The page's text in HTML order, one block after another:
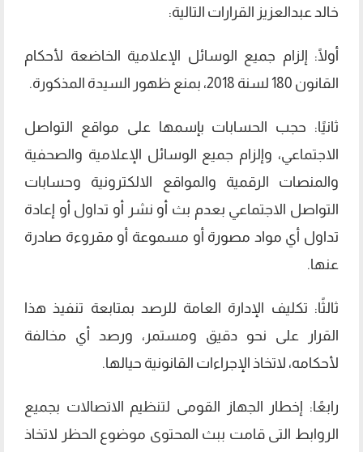
خالد عبدالعزيز القرارات التالية:
أولًا: إلزام جميع الوسائل الإعلامية الخاضعة لأحكام
القانون 180 لسنة 2018، بمنع ظهور السيدة المذكورة.
ثانيًا: حجب الحسابات بإسمها على مواقع التواصل
الاجتماعي، وإلزام جميع الوسائل الإعلامية والصحفية
والمنصات الرقمية والمواقع الالكترونية وحسابات
التواصل الاجتماعي بعدم بث أو نشر أو تداول أو إعادة
تداول أي مواد مصورة أو مسموعة أو مقروءة صادرة
عنها.
ثالثًا: تكليف الإدارة العامة للرصد بمتابعة تنفيذ هذا
القرار على نحو دقيق ومستمر، ورصد أي مخالفة
لأحكامه، لاتخاذ الإجراءات القانونية حيالها.
رابعًا: إخطار الجهاز القومى لتنظيم الاتصالات بجميع
الروابط التى قامت ببث المحتوى موضوع الحظر لاتخاذ